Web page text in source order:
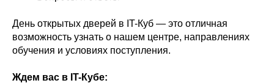
День открытых дверей в IT-Куб — это отличная
возможность узнать о нашем центре, направлениях
обучения и условиях поступления.
Ждем вас в IT-Кубе: